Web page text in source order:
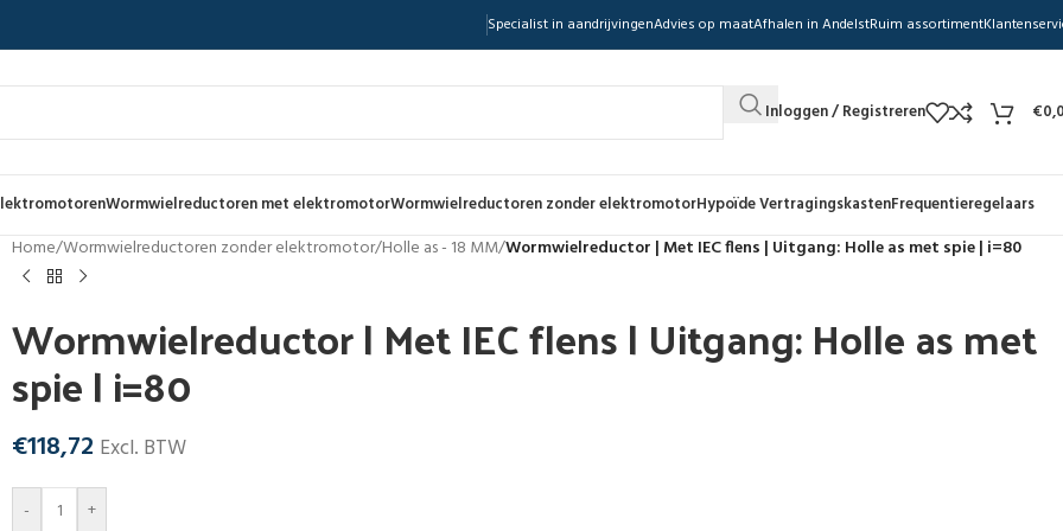
Specialist in aandrijvingenAdvies op maatAfhalen in AndelstRuim assortiment
Inloggen / Registreren €
Wormwielreductoren met elektromotorWormwielreductoren zonder elektromotorHypoïde VertragingskastenFrequentieregelaars
Home/Wormwielreductoren zonder elektromotor/Holle as - 18 MM/Wormwielreductor | Met IEC flens | Uitgang: Holle as met spie | i=80
Wormwielreductor | Met IEC flens | Uitgang: Holle as met
spie | i=80
€118,72 Excl. BTW
- +